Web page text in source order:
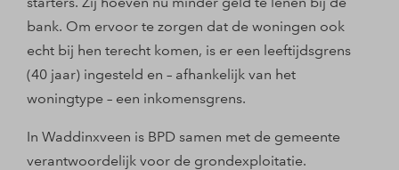
bank. Om ervoor te zorgen dat de woningen ook
echt bij hen terecht komen, is er een leeftijdsgrens
(40 jaar) ingesteld en – afhankelijk van het
woningtype – een inkomensgrens.
In Waddinxveen is BPD samen met de gemeente
verantwoordelijk voor de grondexploitatie.